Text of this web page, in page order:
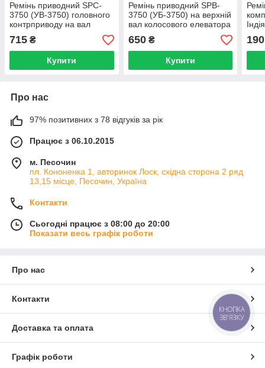
Ремінь приводний SPC-
3750 (УВ-3750) головного
контрприводу на вал
вентилятора ДОН-1500
715 ₴
Купити
Ремінь приводний SPB-
3750 (УБ-3750) на верхній
вал колосового елеватора
ДОН-1500 ІНДІЯ
650₴
Купити
Індія
190
Про нас
97% позитивних з 78 відгуків за рік
Працює з 06.10.2015
м. Песочин
пл. Кононенка 1, авторинок Лоск, східна сторона 2 ряд
13,15 місце, Песочин, Україна
Контакти
Сьогодні працює з 08:00 до 20:00
Показати весь графік роботи
Про нас
Контакти
Доставка та оплата
Графік роботи
КНОПКА
ЗВ'ЯЗКУ